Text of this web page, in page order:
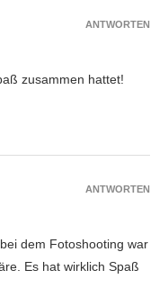
zusammen hattet!
ANTWORTEN
dem Fotoshooting war
Es hat wirklich Spaß
ANTWORTEN